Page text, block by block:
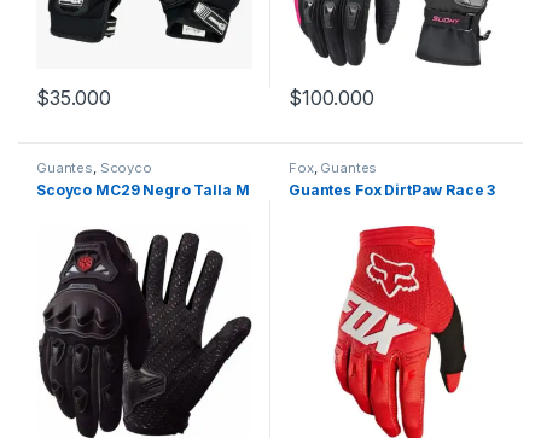
$35.000 $100.000
Guantes, Scoyco
Scoyco MC29 Negro Talla M
Fox, Guantes
Guantes Fox DirtPaw Race 3